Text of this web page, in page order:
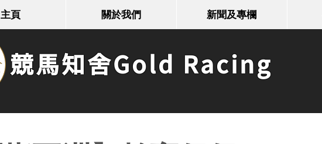
主頁 關於我們 新聞及專欄
競馬知舍Gold Racing